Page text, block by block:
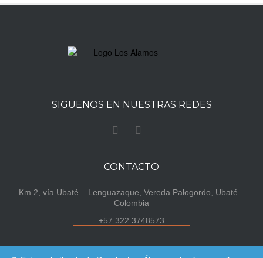
SIGUENOS EN NUESTRAS REDES
CONTACTO
Km 2, vía Ubaté – Lenguazaque, Vereda Palogordo, Ubaté –
Colombia
+57 322 3748573